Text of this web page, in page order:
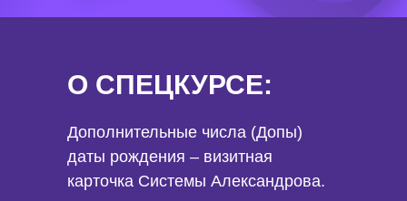
О СПЕЦКУРСЕ:
Дополнительные числа (Допы)
даты рождения – визитная
карточка Системы Александрова.